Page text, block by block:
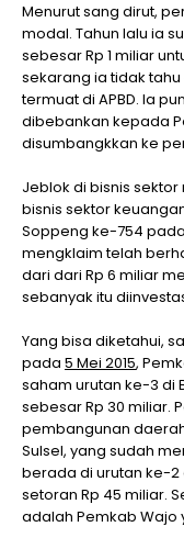
Menurut sang dirut,
modal. Tahun lalu ia
sebesar Rp 1 miliar
sekarang ia tidak
termuat di APBD. Ia
dibebankan kepada
disumbangkkan ke
Jeblok di bisnis
bisnis sektor
Soppeng ke-754
mengklaim telah
dari dari Rp 6 miliar
sebanyak itu
Yang bisa diketahui,
pada 5 Mei 2015,
saham urutan ke-3 di
sebesar Rp 30 miliar.
pembangunan
Sulsel, yang sudah
berada di urutan ke-2
setoran Rp 45 miliar.
adalah Pemkab Wajo